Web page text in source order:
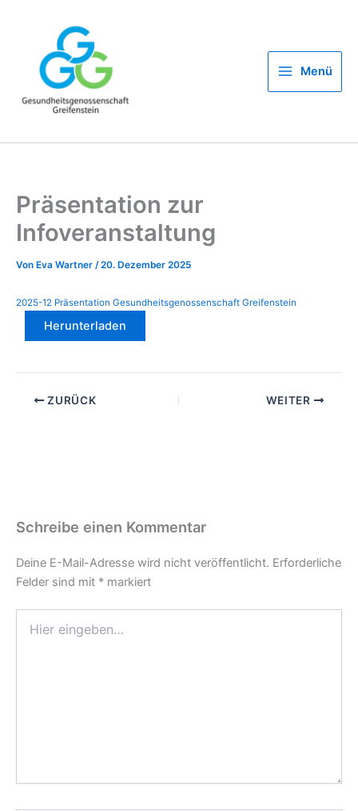
Menü
Präsentation zur
Infoveranstaltung
Von Eva Wartner /20. Dezember 2025
2025-12 Präsentation Gesundheitsgenossenschaft Greifenstein
Herunterladen
ZURÜCK WEITER
Schreibe einen Kommentar
Deine E-Mail-Adresse wird nicht veröffentlicht. Erforderliche
Felder sind mit * markiert
eingeben…